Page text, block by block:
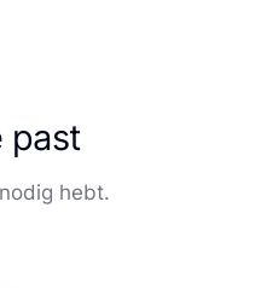
past
hebt.